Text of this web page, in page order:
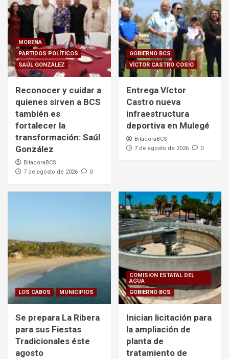
MORENA
PARTIDOS POLÍTICOS
SAÚL GONZÁLEZ
Reconocer y cuidar a
quienes sirven a BCS
también es
fortalecer la
transformación: Saúl
González
BitacoraBCS
7 de agosto de 2026
0
GOBIERNO BCS
VÍCTOR CASTRO COSÍO
Entrega Víctor
Castro nueva
infraestructura
deportiva en Mulegé
BitacoraBCS
7 de agosto de 2026
0
LOS CABOS MUNICIPIOS
Se prepara La Ribera
para sus Fiestas
Tradicionales éste
agosto
COMISION ESTATAL DEL
AGUA
GOBIERNO BCS
Inician licitación para
la ampliación de
planta de
tratamiento de